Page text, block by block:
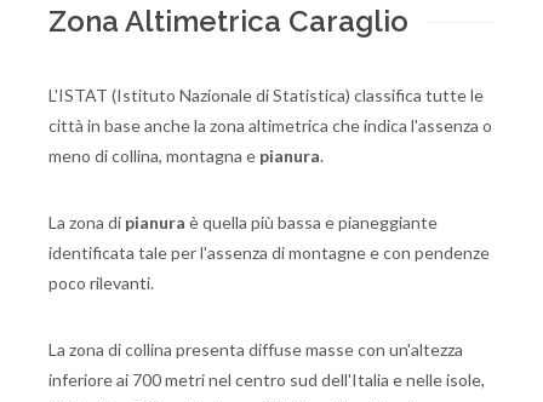
Zona Altimetrica Caraglio
L'ISTAT (Istituto Nazionale di Statistica) classifica tutte le
città in base anche la zona altimetrica che indica l'assenza o
meno di collina, montagna e pianura.
La zona di pianura è quella più bassa e pianeggiante
identificata tale per l'assenza di montagne e con pendenze
poco rilevanti.
La zona di collina presenta diffuse masse con un'altezza
inferiore ai 700 metri nel centro sud dell'Italia e nelle isole,